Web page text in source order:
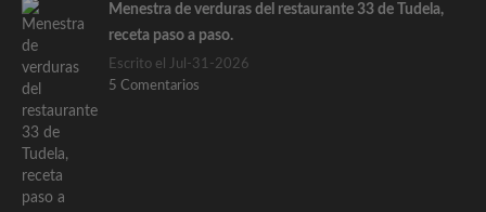
Menestra de verduras del restaurante 33 de Tudela,
receta paso a paso.
Escrito el Jul-31-2026
5 Comentarios